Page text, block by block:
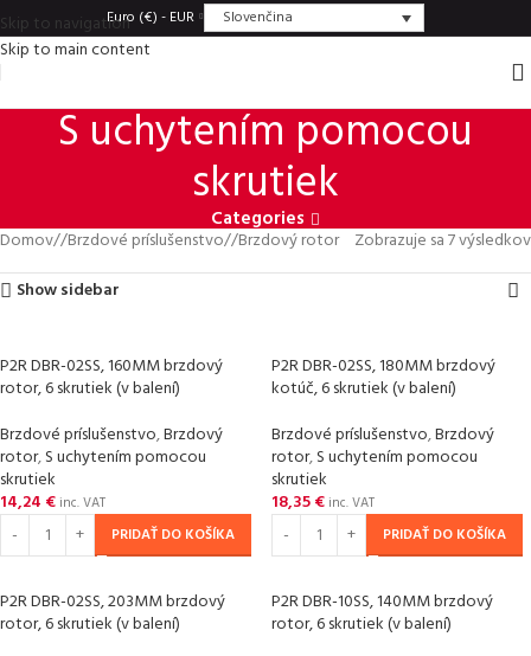
Skip to navigation
Skip to main content
Euro (€) - EUR Slovenčina
S uchytením pomocou
skrutiek
Categories
Domov/ Brzdové príslušenstvo/ Brzdový rotor
Zobrazuje sa 7 výsledkov
Show sidebar
P2R DBR-02SS, 160MM brzdový
rotor, 6 skrutiek (v balení)
Brzdové príslušenstvo,Brzdový
rotor,S uchytením pomocou
skrutiek
14,24 € inc. VAT
PRIDAŤ DO KOŠÍKA
P2R DBR-02SS, 180MM brzdový
kotúč, 6 skrutiek (v balení)
Brzdové príslušenstvo,Brzdový
rotor,S uchytením pomocou
skrutiek
18,35€ inc. VAT
PRIDAŤ DO KOŠÍKA
P2R DBR-02SS, 203MM brzdový
rotor, 6 skrutiek (v balení)
P2R DBR-10SS, 140MM brzdový
rotor, 6 skrutiek (v balení)